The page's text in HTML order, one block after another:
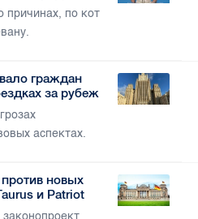
причинах, по кот
граждан
за рубеж
аспектах.
новых
и Patriot